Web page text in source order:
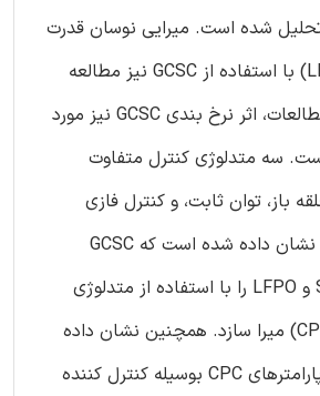
شده است. میرایی نوسان قدرت
فرکانس پایین (LFPO) با استفاده از GCSC نیز مطالعه
شده است. در این مطالعات، اثر نرخ بندی GCSC نیز مورد
سه متدلوژی کنترل متفاوت
باز، توان ثابت، و کنترل فازی
تاکاگی-سوگنو (TS). نشان داده شده است که GCSC
می‌تواند هردوی SSR و LFPO را با استفاده از متدلوژی
کنترل توان ثابت (CPC) میرا سازد. همچنین نشان داده
شده است که وقتی پارامترهای CPC بوسیله کنترل کننده